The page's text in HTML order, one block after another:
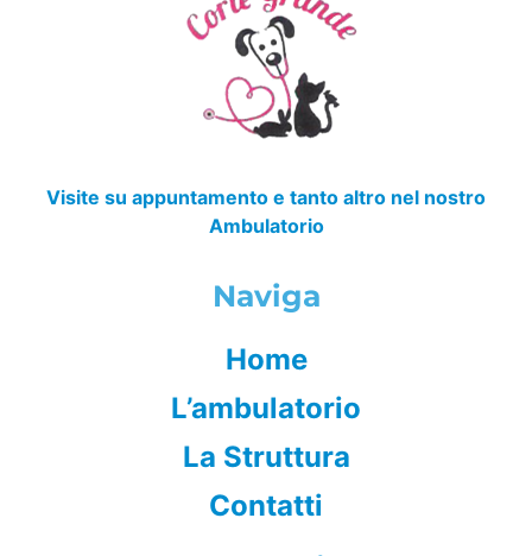
Visite su appuntamento e tanto altro nel nostro
Ambulatorio
Naviga
Home
L’ambulatorio
La Struttura
Contatti